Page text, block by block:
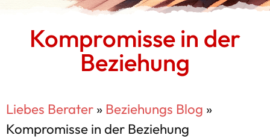
Kompromisse in der
Beziehung
Liebes Berater » Beziehungs Blog »
Kompromisse in der Beziehung